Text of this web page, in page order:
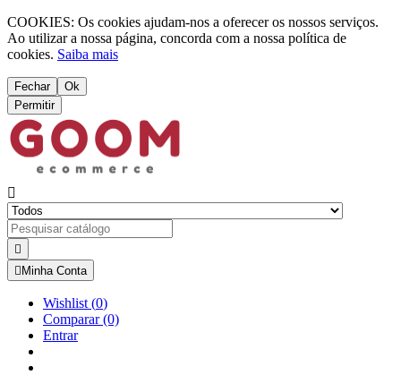
COOKIES: Os cookies ajudam-nos a oferecer os nossos serviços.
Ao utilizar a nossa página, concorda com a nossa política de
cookies. Saiba mais
Fechar
Ok
Permitir


 Minha Conta
Wishlist (0)
Comparar(0)
Entrar